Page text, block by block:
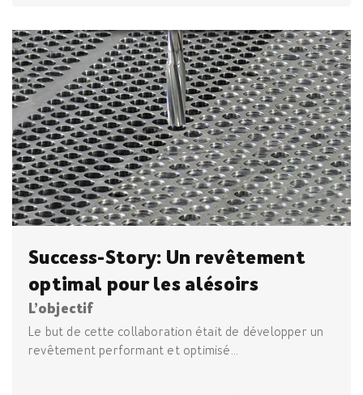
Success-Story: Un revêtement
optimal pour les alésoirs
L’objectif
Le but de cette collaboration était de développer un
revêtement performant et optimisé...